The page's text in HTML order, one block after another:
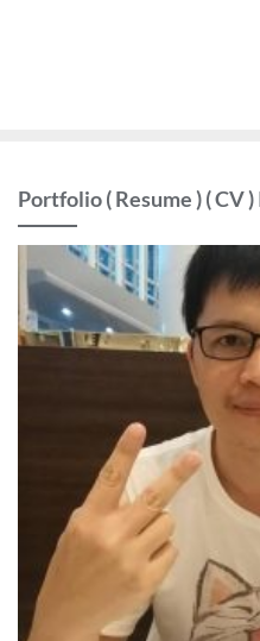
Portfolio ( Resume ) ( CV )